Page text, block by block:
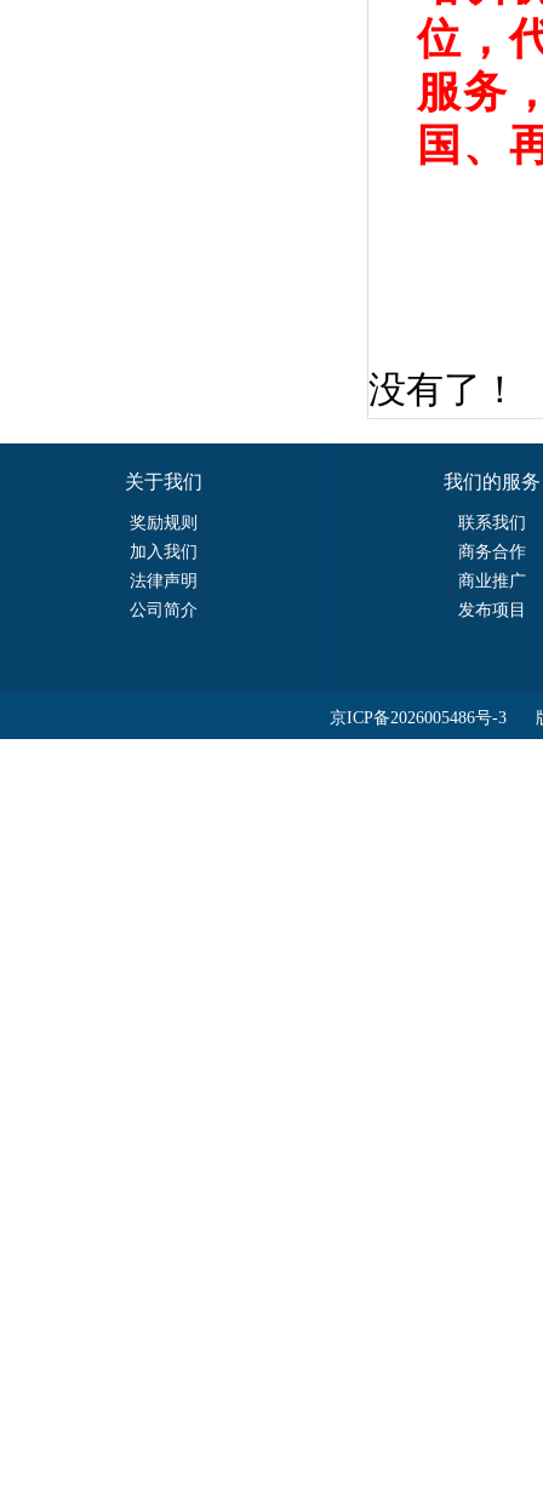
位，
服务
国、
没有了！
关于我们
奖励规则
加入我们
法律声明
公司简介
我们的服务
联系我们
商务合作
商业推广
发布项目
京ICP备2026005486号-3